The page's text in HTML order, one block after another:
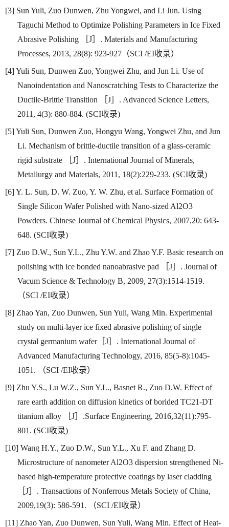
[3] Sun Yuli, Zuo Dunwen, Zhu Yongwei, and Li Jun. Using
Taguchi Method to Optimize Polishing Parameters in Ice Fixed
Abrasive Polishing
［J
. Materials and Manufacturing
Processes, 2013, 28(8): 923-927 （SCI /EI收录）
[4] Yuli Sun, Dunwen Zuo, Yongwei Zhu, and Jun Li. Use of
Nanoindentation and Nanoscratching Tests to Characterize the
Ductile-Brittle Transition
［J
. Advanced Science Letters,
2011, 4(3): 880-884. (SCI收录)
[5] Yuli Sun, Dunwen Zuo, Hongyu Wang, Yongwei Zhu, and Jun
Li. Mechanism of brittle-ductile transition of a glass-ceramic
rigid substrate
［J
. International Journal of Minerals,
Metallurgy and Materials, 2011, 18(2):229-233. (SCI收录)
[6] Y. L. Sun, D. W. Zuo, Y. W. Zhu, et al. Surface Formation of
Single Silicon Wafer Polished with Nano-sized Al2O3
Powders. Chinese Journal of Chemical Physics, 2007,20: 643-
648. (SCI收录)
[7] Zuo D.W., Sun Y.L., Zhu Y.W. and Zhao Y.F. Basic research on
polishing with ice bonded nanoabrasive pad
［J
. Journal of
Vacum Science & Technology B, 2009, 27(3):1514-1519.
（SCI /EI收录）
[8] Zhao Yan, Zuo Dunwen, Sun Yuli, Wang Min. Experimental
study on multi-layer ice fixed abrasive polishing of single
crystal germanium wafer［J
. International Journal of
Advanced Manufacturing Technology, 2016, 85(5-8):1045-
1051.
（SCI /EI收录）
[9] Zhu Y.S., Lu W.Z., Sun Y.L., Basnet R., Zuo D.W. Effect of
rare earth addition on diffusion kinetics of borided TC21-DT
titanium alloy
［J
.Surface Engineering, 2016,32(11):795-
801. (SCI收录)
[10] Wang H.Y., Zuo D.W., Sun Y.L., Xu F. and Zhang D.
Microstructure of nanometer Al2O3 dispersion strengthened Ni-
based high-temperature protective coatings by laser cladding
［J
. Transactions of Nonferrous Metals Society of China,
2009,19(3): 586-591.
（SCI /EI收录）
[11] Zhao Yan, Zuo Dunwen, Sun Yuli, Wang Min. Effect of Heat-